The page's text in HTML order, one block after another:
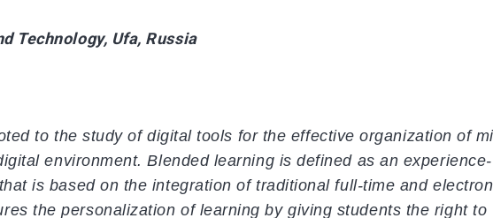
Technology, Ufa, Russia
to the study of digital tools for the effective organization of
environment. Blended learning is defined as an experience-
is based on the integration of traditional full-time and
the personalization of learning by giving students the right to